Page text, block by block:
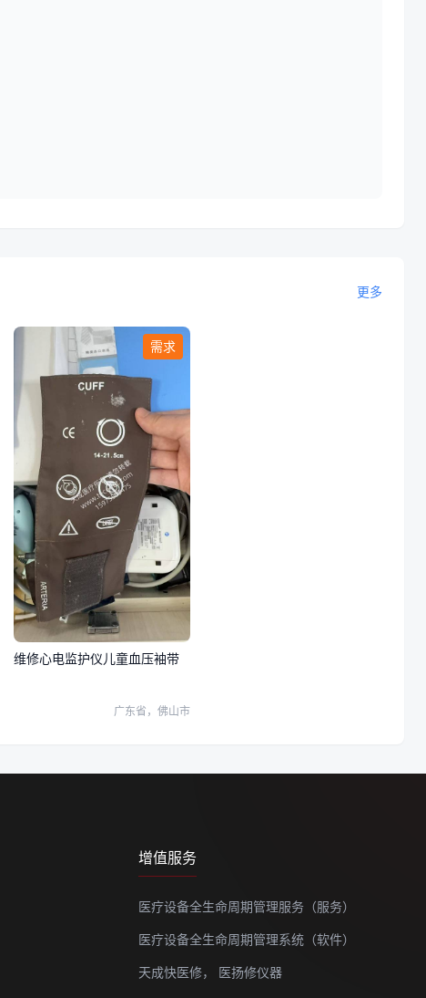
更多
需求
维修心电监护仪儿童血压袖带
广东省，佛山市
增值服务
医疗设备全生命周期管理服务（服务）
医疗设备全生命周期管理系统（软件）
天成快医修，
医扬修仪器